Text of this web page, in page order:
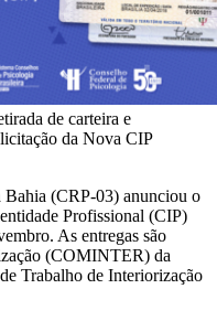
de carteira e
da Nova CIP
(CRP-03) anunciou o
Profissional (CIP)
As entregas são
(COMINTER) da
Trabalho de Interiorização